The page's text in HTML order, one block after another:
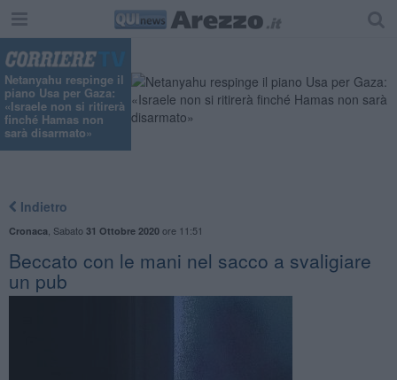
Netanyahu respinge il
piano Usa per Gaza:
«Israele non si ritirerà
finché Hamas non
sarà disarmato»
Indietro
Cronaca Sabato 31 Ottobre 2020ore 11:51
Beccato con le mani nel sacco a svaligiare
un pub